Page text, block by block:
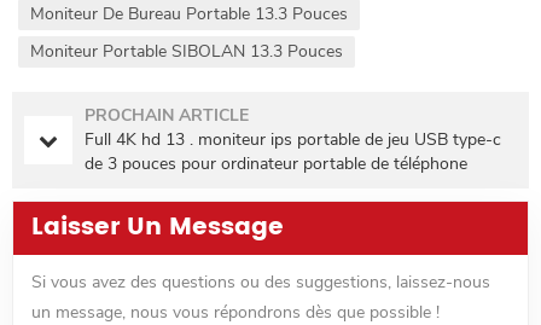
Moniteur De Bureau Portable 13.3 Pouces
Moniteur Portable SIBOLAN 13.3 Pouces
PROCHAIN ARTICLE
Full 4K hd 13 . moniteur ips portable de jeu USB type-c
de 3 pouces pour ordinateur portable de téléphone
Laisser Un Message
Si vous avez des questions ou des suggestions, laissez-nous
un message, nous vous répondrons dès que possible !